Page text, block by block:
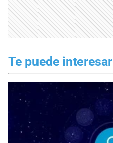
Te puede interesar